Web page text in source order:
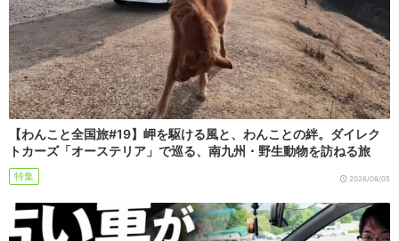
【わんこと全国旅#19】岬を駆ける風と、わんことの絆。ダイレク
トカーズ「オーステリア」で巡る、南九州・野生動物を訪ねる旅
特集 2026/08/05